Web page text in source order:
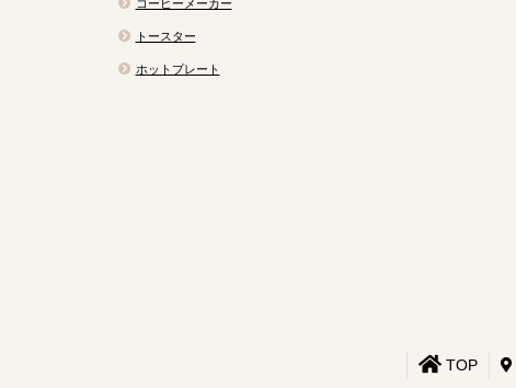
コーヒーメーカー
トースター
ホットプレート
TOP